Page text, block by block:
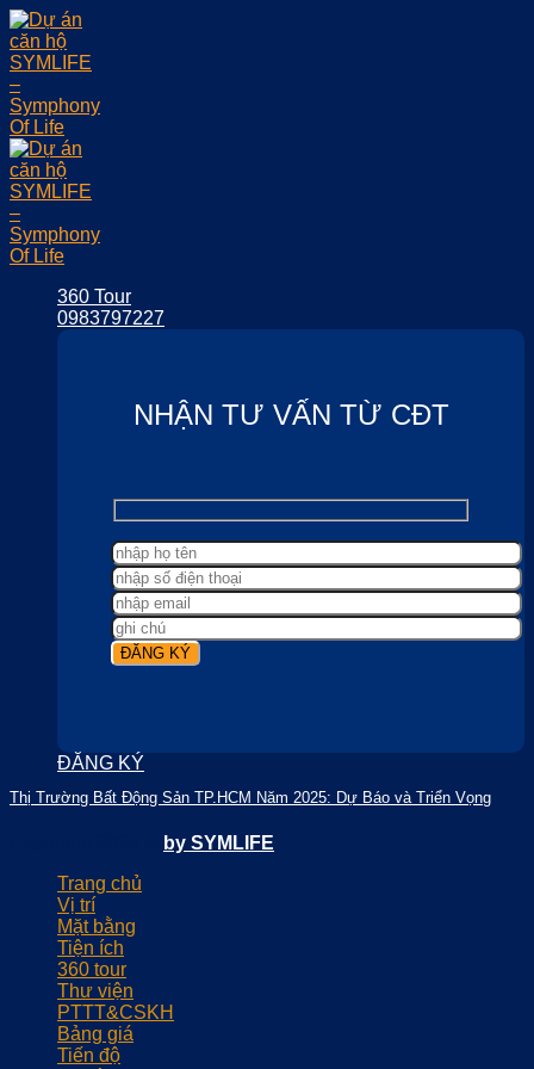
Skip
to
content
360 Tour
0983797227
NHẬN TƯ VẤN TỪ CĐT
ĐĂNG KÝ
Thị Trường Bất Động Sản TP.HCM Năm 2025: Dự Báo và Triển Vọng
by SYMLIFE
Trang chủ
Vị trí
Mặt bằng
Tiện ích
360 tour
Thư viện
PTTT&CSKH
Bảng giá
Tiến độ